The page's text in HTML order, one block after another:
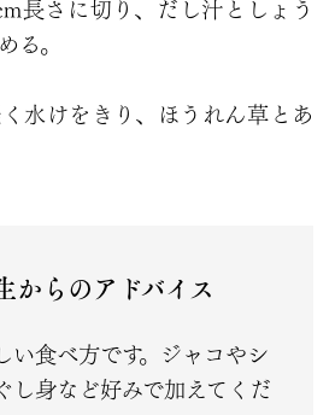
長さに切り、だし汁としょう
る。
水けをきり、ほうれん草とあ
からのアドバイス
い食べ方です。ジャコやシ
し身など好みで加えてくだ